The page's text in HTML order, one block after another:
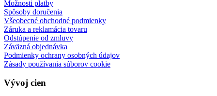
Možnosti platby
Spôsoby doručenia
Všeobecné obchodné podmienky
Záruka a reklamácia tovaru
Odstúpenie od zmluvy
Záväzná objednávka
Podmienky ochrany osobných údajov
Zásady používania súborov cookie
Vývoj cien